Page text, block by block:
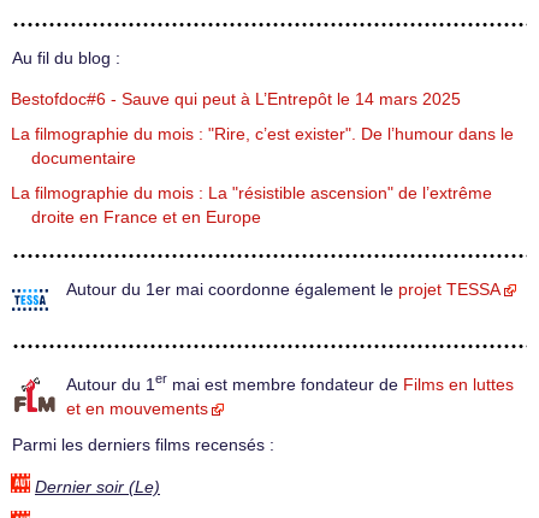
Au fil du blog :
Bestofdoc#6 - Sauve qui peut à L’Entrepôt le 14 mars 2025
La filmographie du mois : "Rire, c’est exister". De l’humour dans le
documentaire
La filmographie du mois : La "résistible ascension" de l’extrême
droite en France et en Europe
Autour du 1er mai coordonne également le projet TESSA
Autour du 1 er mai est membre fondateur de Films en luttes
et en mouvements
Parmi les derniers films recensés :
Dernier soir (Le)